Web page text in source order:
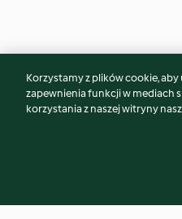
Może
Korzystamy z plików cookie,
zapewnienia funkcji w mediach
korzystania z naszej witryny